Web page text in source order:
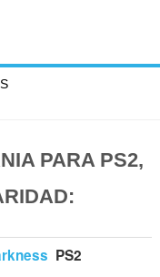
PARA PS2,
PS2